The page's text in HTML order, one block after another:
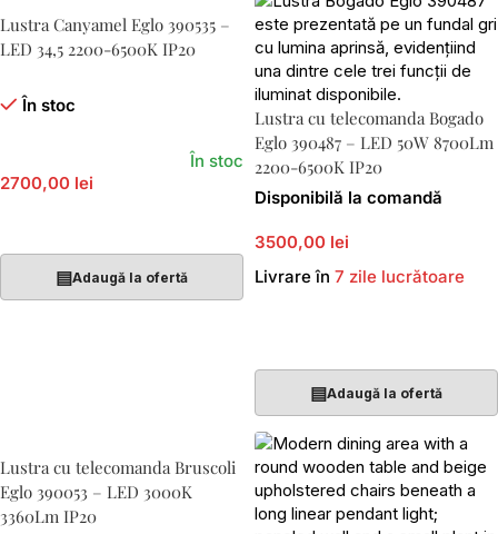
Lustra Canyamel Eglo 390535 –
LED 34,5 2200-6500K IP20
În stoc
2700,00 lei
În stoc
▤Adaugă la ofertă
Lustra cu telecomanda Bogado
Eglo 390487 – LED 50W 8700Lm
2200-6500K IP20
Disponibilă la comandă
3500,00 lei
Livrare în 7 zile lucrătoare
▤Adaugă la ofertă
Lustra cu telecomanda Bruscoli
Eglo 390053 – LED 3000K
3360Lm IP20